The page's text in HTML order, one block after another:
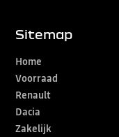
Sitemap
Home
Voorraad
Renault
Dacia
Zakelijk